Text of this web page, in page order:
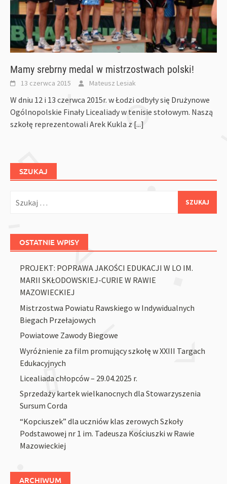
Mamy srebrny medal w mistrzostwach polski!
13 czerwca 2015 Mateusz Lesiak
W dniu 12 i 13 czerwca 2015r. w Łodzi odbyły się Drużynowe
Ogólnopolskie Finały Licealiady w tenisie stołowym. Naszą
szkołę reprezentowali Arek Kukla z [...]
SZUKAJ
OSTATNIE WPISY
PROJEKT: POPRAWA JAKOŚCI EDUKACJI W LO IM.
MARII SKŁODOWSKIEJ-CURIE W RAWIE
MAZOWIECKIEJ
Mistrzostwa Powiatu Rawskiego w Indywidualnych
Biegach Przełajowych
Powiatowe Zawody Biegowe
Wyróżnienie za film promujący szkołę w XXIII Targach
Edukacyjnych
Licealiada chłopców – 29.04.2025 r.
Sprzedaży kartek wielkanocnych dla Stowarzyszenia
Sursum Corda
“Kopciuszek” dla uczniów klas zerowych Szkoły
Podstawowej nr 1 im. Tadeusza Kościuszki w Rawie
Mazowieckiej
ARCHIWUM